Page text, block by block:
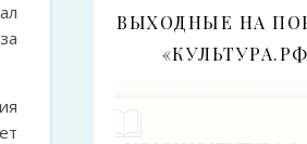
ВЫХОДНЫЕ НА